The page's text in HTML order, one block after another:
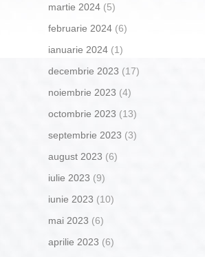
martie 2024 (5)
februarie 2024 (6)
ianuarie 2024 (1)
decembrie 2023 (17)
noiembrie 2023 (4)
octombrie 2023 (13)
septembrie 2023 (3)
august 2023 (6)
iulie 2023 (9)
iunie 2023 (10)
mai 2023 (6)
aprilie 2023 (6)